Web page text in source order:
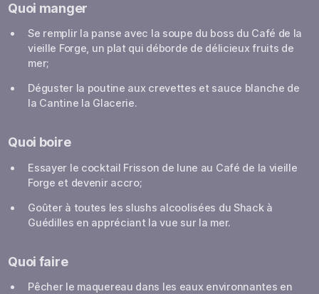
Quoi manger
Se remplir la panse avec la soupe du boss du Café de la
vieille Forge, un plat qui déborde de délicieux fruits de
mer;
Déguster la poutine aux crevettes et sauce blanche de
la Cantine la Glacerie.
Quoi boire
Essayer le cocktail Frisson de lune au Café de la vieille
Forge et devenir accro;
Goûter à toutes les slushs alcoolisées du Shack à
Guédilles en appréciant la vue sur la mer.
Quoi faire
Pêcher le maquereau dans les eaux environnantes en